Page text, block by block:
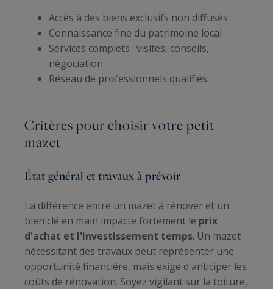
Accès à des biens exclusifs non diffusés
Connaissance fine du patrimoine local
Services complets : visites, conseils,
négociation
Réseau de professionnels qualifiés
Critères pour choisir votre petit
mazet
État général et travaux à prévoir
La différence entre un mazet à rénover et un
bien clé en main impacte fortement le prix
d'achat et l'investissement temps. Un mazet
nécessitant des travaux peut représenter une
opportunité financière, mais exige d'anticiper les
coûts de rénovation. Soyez vigilant sur la toiture,